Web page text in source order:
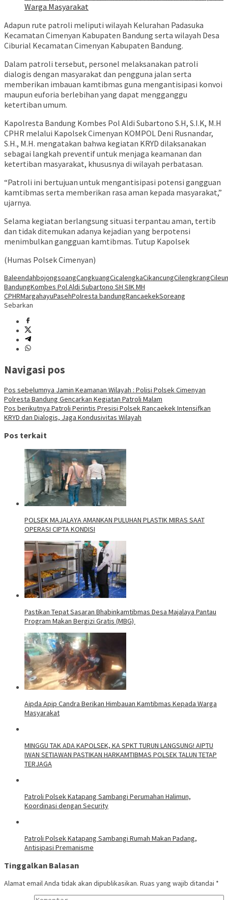
Warga Masyarakat
Adapun rute patroli meliputi wilayah Kelurahan Padasuka
Kecamatan Cimenyan Kabupaten Bandung serta wilayah Desa
Ciburial Kecamatan Cimenyan Kabupaten Bandung.
Dalam patroli tersebut, personel melaksanakan patroli
dialogis dengan masyarakat dan pengguna jalan serta
memberikan imbauan kamtibmas guna mengantisipasi konvoi
maupun euforia berlebihan yang dapat mengganggu
ketertiban umum.
Kapolresta Bandung Kombes Pol Aldi Subartono S.H, S.I.K, M.H
CPHR melalui Kapolsek Cimenyan KOMPOL Deni Rusnandar,
S.H., M.H. mengatakan bahwa kegiatan KRYD dilaksanakan
sebagai langkah preventif untuk menjaga keamanan dan
ketertiban masyarakat, khususnya di wilayah perbatasan.
“Patroli ini bertujuan untuk mengantisipasi potensi gangguan
kamtibmas serta memberikan rasa aman kepada masyarakat,”
ujarnya.
Selama kegiatan berlangsung situasi terpantau aman, tertib
dan tidak ditemukan adanya kejadian yang berpotensi
menimbulkan gangguan kamtibmas. Tutup Kapolsek
(Humas Polsek Cimenyan)
BaleendahbojongsoangCangkuangCicalengkaCikancungCilengkrang
BandungKombes Pol Aldi Subartono SH SIK MH
CPHRMargahayuPasehPolresta bandungRancaekekSoreang
Sebarkan
Navigasi pos
Pos sebelumnya Jamin Keamanan Wilayah : Polisi Polsek Cimenyan
Polresta Bandung Gencarkan Kegiatan Patroli Malam
Pos berikutnya Patroli Perintis Presisi Polsek Rancaekek Intensifkan
KRYD dan Dialogis, Jaga Kondusivitas Wilayah
Pos terkait
POLSEK MAJALAYA AMANKAN PULUHAN PLASTIK MIRAS SAAT
OPERASI CIPTA KONDISI
Pastikan Tepat Sasaran Bhabinkamtibmas Desa Majalaya Pantau
Program Makan Bergizi Gratis (MBG)
Aipda Apip Candra Berikan Himbauan Kamtibmas Kepada Warga
Masyarakat
MINGGU TAK ADA KAPOLSEK, KA SPKT TURUN LANGSUNG! AIPTU
IWAN SETIAWAN PASTIKAN HARKAMTIBMAS POLSEK TALUN TETAP
TERJAGA
‎Patroli Polsek Katapang Sambangi Perumahan Halimun,
Koordinasi dengan Security
‎Patroli Polsek Katapang Sambangi Rumah Makan Padang,
Antisipasi Premanisme
Tinggalkan Balasan
Alamat email Anda tidak akan dipublikasikan. Ruas yang wajib ditandai *